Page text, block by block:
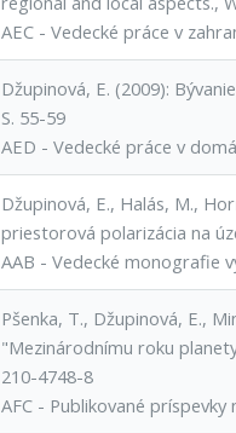
AEC - Vedecké práce v
Džupinová, E. (2009):
S. 55-59
AED - Vedecké práce v
Džupinová, E., Halás, M.,
priestorová polarizácia na
AAB - Vedecké monografie
Pšenka, T., Džupinová, E.,
"Mezinárodnímu roku
210-4748-8
AFC - Publikované príspevky